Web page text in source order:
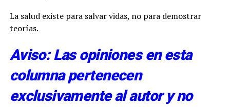
La salud existe para salvar vidas, no para demostrar
teorías.
Aviso: Las opiniones en esta
columna pertenecen
exclusivamente al autor y no